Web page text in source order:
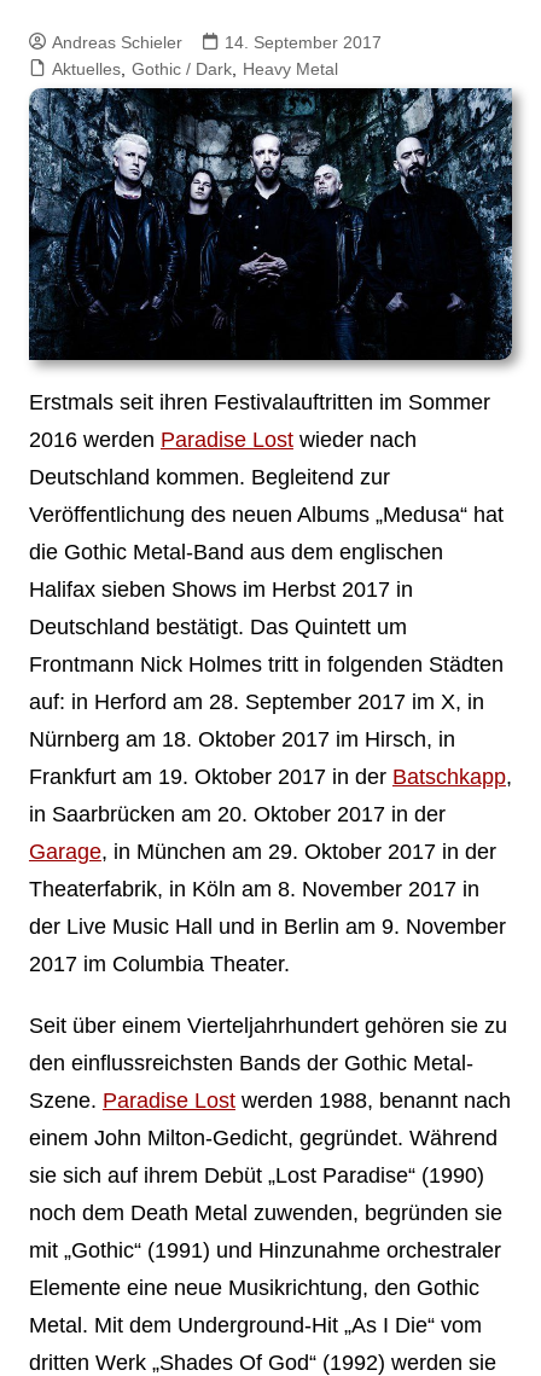
Andreas Schieler
14. September 2017
Aktuelles, Gothic / Dark, Heavy Metal
Erstmals seit ihren Festivalauftritten im Sommer
2016 werden Paradise Lostwieder nach
Deutschland kommen. Begleitend zur
Veröffentlichung des neuen Albums „Medusa“ hat
die Gothic Metal-Band aus dem englischen
Halifax sieben Shows im Herbst 2017 in
Deutschland bestätigt. Das Quintett um
Frontmann Nick Holmes tritt in folgenden Städten
auf: in Herford am 28. September 2017 im X, in
Nürnberg am 18. Oktober 2017 im Hirsch, in
Frankfurt am 19. Oktober 2017 in der Batschkapp,
in Saarbrücken am 20. Oktober 2017 in der
Garage, in München am 29. Oktober 2017 in der
Theaterfabrik, in Köln am 8. November 2017 in
der Live Music Hall und in Berlin am 9. November
2017 im Columbia Theater.
Seit über einem Vierteljahrhundert gehören sie zu
den einflussreichsten Bands der Gothic Metal-
Szene. Paradise Lostwerden 1988, benannt nach
einem John Milton-Gedicht, gegründet. Während
sie sich auf ihrem Debüt „Lost Paradise“ (1990)
noch dem Death Metal zuwenden, begründen sie
mit „Gothic“ (1991) und Hinzunahme orchestraler
Elemente eine neue Musikrichtung, den Gothic
Metal. Mit dem Underground-Hit „As I Die“ vom
dritten Werk „Shades Of God“ (1992) werden sie